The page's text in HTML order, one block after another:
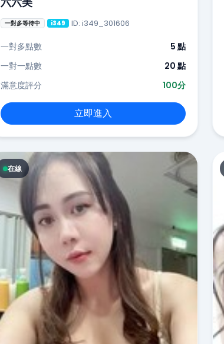
一對多等待中 i349 ID: i349_301606
一對多點數
5 點
一對一點數
20 點
滿意度評分
100分
立即進入
在線